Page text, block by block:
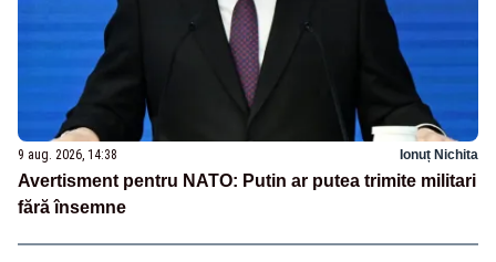
9 aug. 2026, 14:38 Ionuț Nichita
Avertisment pentru NATO: Putin ar putea trimite militari
fără însemne